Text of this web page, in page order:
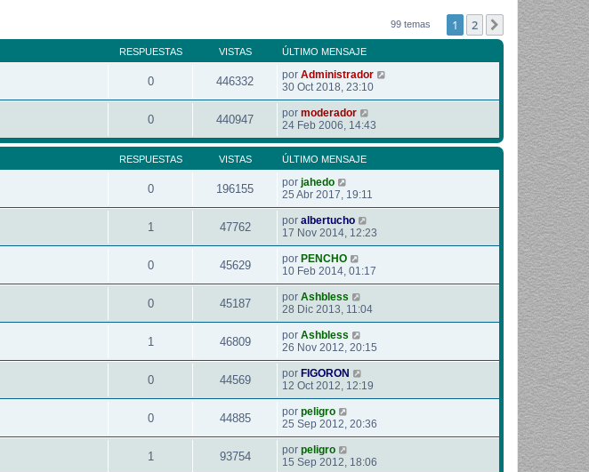
99 temas 1 2 Siguiente
RESPUESTAS VISTAS ÚLTIMO MENSAJE
0 446332 por Administrador
30 Oct 2018, 23:10
0 440947 por moderador
24 Feb 2006, 14:43
RESPUESTAS VISTAS ÚLTIMO MENSAJE
0 196155 por jahedo
25 Abr 2017, 19:11
1 47762 por albertucho
17 Nov 2014, 12:23
0 45629 por PENCHO
10 Feb 2014, 01:17
0 45187 por Ashbless
28 Dic 2013, 11:04
1 46809 por Ashbless
26 Nov 2012, 20:15
0 44569 por FIGORON
12 Oct 2012, 12:19
0 44885 por peligro
25 Sep 2012, 20:36
1 93754 por peligro
15 Sep 2012, 18:06